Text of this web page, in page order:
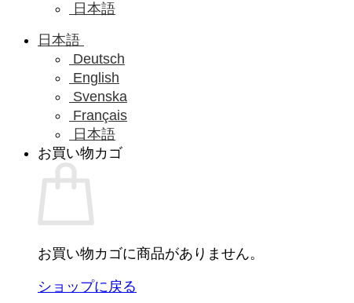
日本語
日本語
Deutsch
English
Svenska
Français
日本語
お買い物カゴ
お買い物カゴに商品がありません。
ショップに戻る